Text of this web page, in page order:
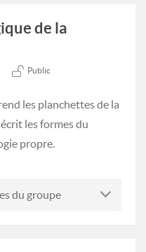
de la
Public
les planchettes de la
les formes du
propre.
du groupe